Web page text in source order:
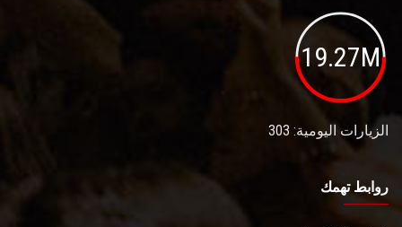
19.27M
الزيارات اليومية: 303
روابط تهمك